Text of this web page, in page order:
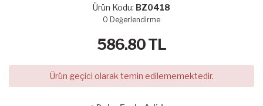
Ürün Kodu: BZ0418
0 Değerlendirme
586.80TL
Ürün geçici olarak temin edilememektedir.